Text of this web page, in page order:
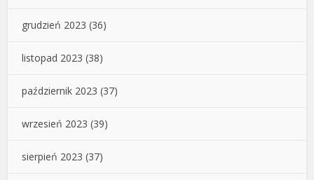
grudzień 2023 (36)
listopad 2023 (38)
październik 2023 (37)
wrzesień 2023 (39)
sierpień 2023 (37)